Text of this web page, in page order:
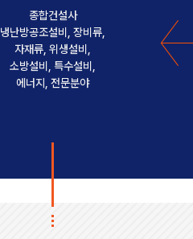
종합건설사
냉난방공조설비, 장비류,
자재류, 위생설비,
소방설비, 특수설비,
에너지, 전문분야